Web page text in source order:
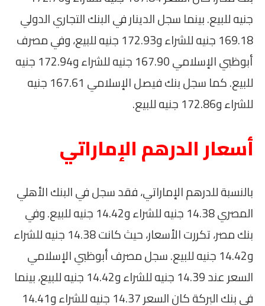
جنيه للبيع. بينما سجل الدينار في البنك التجاري الدولي
169.18 جنيه للشراء و172.93 جنيه للبيع، وفي مصرف
أبوظبي الإسلامي 167.90 جنيه للشراء و172.94 جنيه
للبيع. كما سجل بنك فيصل الإسلامي 167.61 جنيه
للشراء و172.86 جنيه للبيع.
أسعار الدرهم الإماراتي
بالنسبة للدرهم الإماراتي، فقد سجل في البنك الأهلي
المصري 14.38 جنيه للشراء و14.42 جنيه للبيع. وفي
بنك مصر، تكررت الأسعار، حيث كانت 14.38 جنيه للشراء
و14.42 جنيه للبيع. سجل مصرف أبوظبي الإسلامي
السعر عند 14.39 جنيه للشراء و14.42 جنيه للبيع، بينما
في بنك البركة كان السعر 14.37 جنيه للشراء و14.41